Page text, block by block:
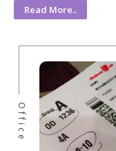
Read More..
Office